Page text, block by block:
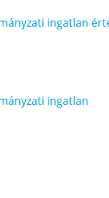
ingatlan
ingatlan